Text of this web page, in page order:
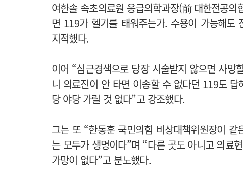
여한솔 속초의료원 응급의학과장(前 대한전공
면 119가 헬기를 태워주는가. 수용이 가능해도
지적했다.
이어 “심근경색으로 당장 시술받지 않으면 사
니 의료진이 안 타면 이송할 수 없다던 119도
당 야당 가릴 것 없다”고 강조했다.
그는 또 “한동훈 국민의힘 비상대책위원장이
는 모두가 생명이다”며 “다른 곳도 아니고 의료
가망이 없다”고 분노했다.